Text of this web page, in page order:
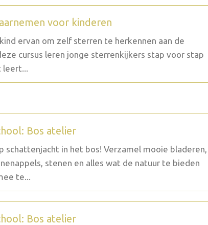
voor kinderen
ervan om zelf sterren te herkennen aan de
cursus leren jonge sterrenkijkers stap voor stap
leert...
Bos atelier
schattenjacht in het bos! Verzamel mooie bladeren,
stenen en alles wat de natuur te bieden
te...
Bos atelier